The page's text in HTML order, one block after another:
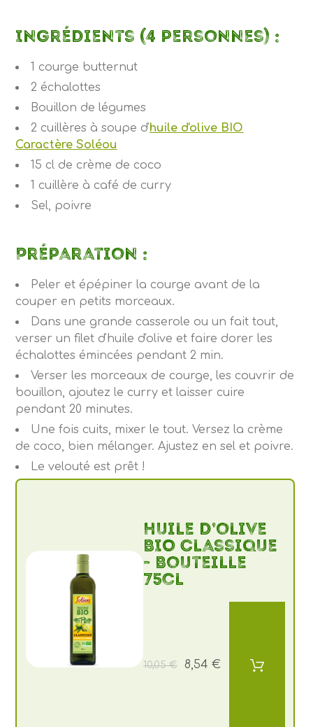
Ingrédients (4 personnes) :
1 courge butternut
2 échalottes
Bouillon de légumes
2 cuillères à soupe d'huile d'olive BIO
Caractère Soléou
15 cl de crème de coco
1 cuillère à café de curry
Sel, poivre
Préparation :
Peler et épépiner la courge avant de la
couper en petits morceaux.
Dans une grande casserole ou un fait tout,
verser un filet d'huile d'olive et faire dorer les
échalottes émincées pendant 2 min.
Verser les morceaux de courge, les couvrir de
bouillon, ajoutez le curry et laisser cuire
pendant 20 minutes.
Une fois cuits, mixer le tout. Versez la crème
de coco, bien mélanger. Ajustez en sel et poivre.
Le velouté est prêt !
Huile d’olive
BIO Classique
- Bouteille
75cl
10,05 € 8,54 €